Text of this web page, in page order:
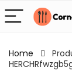
Home